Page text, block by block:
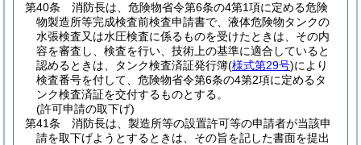
第40条
消防長は、危険物省令第6条の4第1項に定める危険
物製造所等完成検査前検査申請書で、液体危険物タンクの
水張検査又は水圧検査に係るものを受けたときは、その内
容を審査し、検査を行い、技術上の基準に適合していると
認めるときは、タンク検査済証発行簿(様式第29号)により
検査番号を付して、危険物省令第6条の4第2項に定めるタ
ンク検査済証を交付するものとする。
(許可申請の取下げ)
第41条
消防長は、製造所等の設置許可等の申請者が当該申
請を取下げようとするときは、その旨を記した書面を提出